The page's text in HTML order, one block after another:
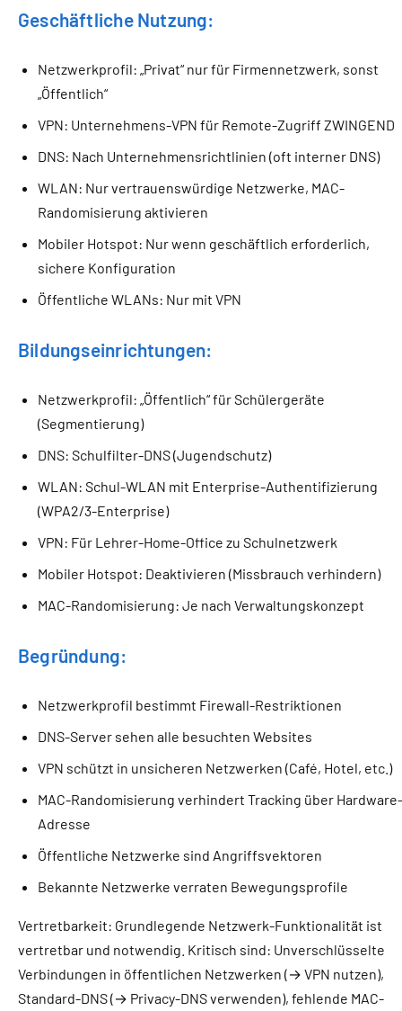
Geschäftliche Nutzung:
Netzwerkprofil: „Privat“ nur für Firmennetzwerk, sonst
„Öffentlich“
VPN: Unternehmens-VPN für Remote-Zugriff ZWINGEND
DNS: Nach Unternehmensrichtlinien (oft interner DNS)
WLAN: Nur vertrauenswürdige Netzwerke, MAC-
Randomisierung aktivieren
Mobiler Hotspot: Nur wenn geschäftlich erforderlich,
sichere Konfiguration
Öffentliche WLANs: Nur mit VPN
Bildungseinrichtungen:
Netzwerkprofil: „Öffentlich“ für Schülergeräte
(Segmentierung)
DNS: Schulfilter-DNS (Jugendschutz)
WLAN: Schul-WLAN mit Enterprise-Authentifizierung
(WPA2/3-Enterprise)
VPN: Für Lehrer-Home-Office zu Schulnetzwerk
Mobiler Hotspot: Deaktivieren (Missbrauch verhindern)
MAC-Randomisierung: Je nach Verwaltungskonzept
Begründung:
Netzwerkprofil bestimmt Firewall-Restriktionen
DNS-Server sehen alle besuchten Websites
VPN schützt in unsicheren Netzwerken (Café, Hotel, etc.)
MAC-Randomisierung verhindert Tracking über
Adresse
Öffentliche Netzwerke sind Angriffsvektoren
Bekannte Netzwerke verraten Bewegungsprofile
Vertretbarkeit: Grundlegende Netzwerk-Funktionalität ist
vertretbar und notwendig. Kritisch sind: Unverschlüsselte
Verbindungen in öffentlichen Netzwerken (→ VPN nutzen),
Standard-DNS (→ Privacy-DNS verwenden), fehlende MAC-